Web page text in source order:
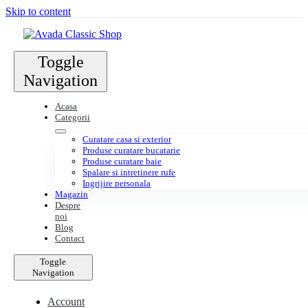
Skip to content
Toggle
Navigation
Acasa
Categorii
Curatare casa si exterior
Produse curatare bucatarie
Produse curatare baie
Spalare si intretinere rufe
Ingrijire personala
Magazin
Despre
noi
Blog
Contact
Toggle
Navigation
Account